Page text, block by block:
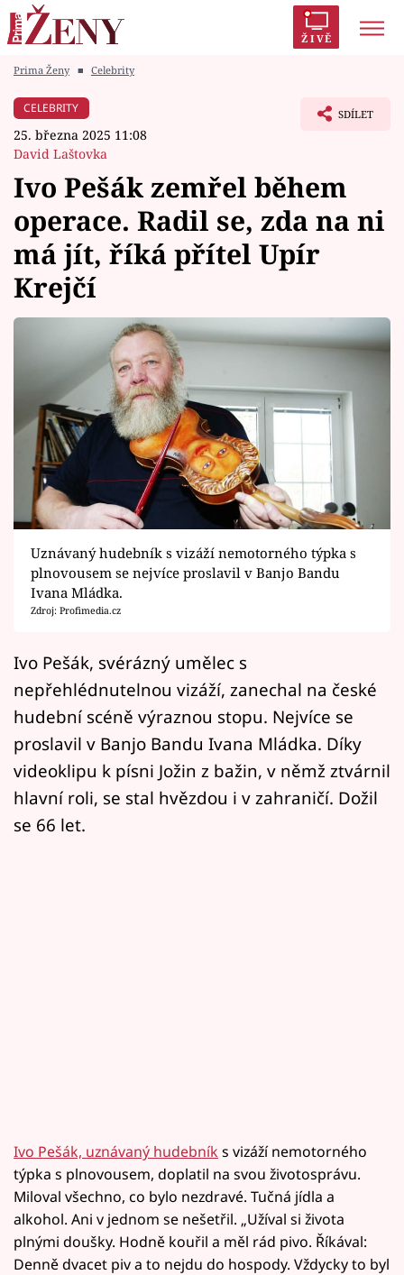
ŽIVĚ
Módní alarm
Témata
Celebrity
Vztahy
Seriály
Horoskopy
Sledujte prima+
Filmový festival Karlovy Vary
Mámy sobě
Sledujte nás
Prima Ženy ■ Celebrity
CELEBRITY
25. března 2025 11:08
David Laštovka
SDÍLET
Ivo Pešák zemřel během
operace. Radil se, zda na ni
má jít, říká přítel Upír
Krejčí
Uznávaný hudebník s vizáží nemotorného týpka s
plnovousem se nejvíce proslavil v Banjo Bandu
Ivana Mládka.
Zdroj: Profimedia.cz
Ivo Pešák, svérázný umělec s
nepřehlédnutelnou vizáží, zanechal na české
hudební scéně výraznou stopu. Nejvíce se
proslavil v Banjo Bandu Ivana Mládka. Díky
videoklipu k písni Jožin z bažin, v němž ztvárnil
hlavní roli, se stal hvězdou i v zahraničí. Dožil
se 66 let.
Ivo Pešák, uznávaný hudebník s vizáží nemotorného
týpka s plnovousem, doplatil na svou životosprávu.
Miloval všechno, co bylo nezdravé. Tučná jídla a
alkohol. Ani v jednom se nešetřil. „Užíval si života
plnými doušky. Hodně kouřil a měl rád pivo. Říkával:
Denně dvacet piv a to nejdu do hospody. Vždycky to byl